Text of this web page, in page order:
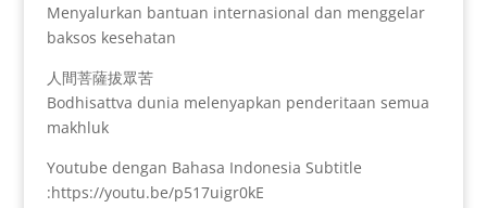
Menyalurkan bantuan internasional dan menggelar
baksos kesehatan
人間菩薩拔眾苦
Bodhisattva dunia melenyapkan penderitaan semua
makhluk
Youtube dengan Bahasa Indonesia Subtitle
:https://youtu.be/p517uigr0kE